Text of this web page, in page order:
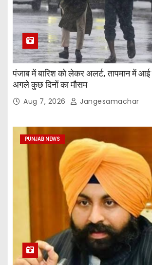
पंजाब में बारिश को लेकर अलर्ट, तापमान में आई
अगले कुछ दिनों का मौसम
Aug 7, 2026 Jangesamachar
PUNJAB NEWS